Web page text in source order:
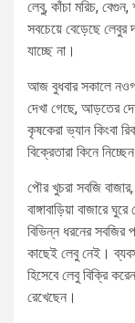
লেবু, কাঁচা মরিচ,
সবচেয়ে বেড়েছে
যাচ্ছে না।
আজ বুধবার সকালে
দেখা গেছে, আড়তের
কৃষকেরা ভ্যান কিংবা
বিক্রেতারা কিনে
পৌর খুচরা সবজি
বাঙ্গাবাড়িয়া বাজারে
বিভিন্ন ধরনের সবজির
কাছেই লেবু নেই।
হিসেবে লেবু বিক্রি
রেখেছেন।